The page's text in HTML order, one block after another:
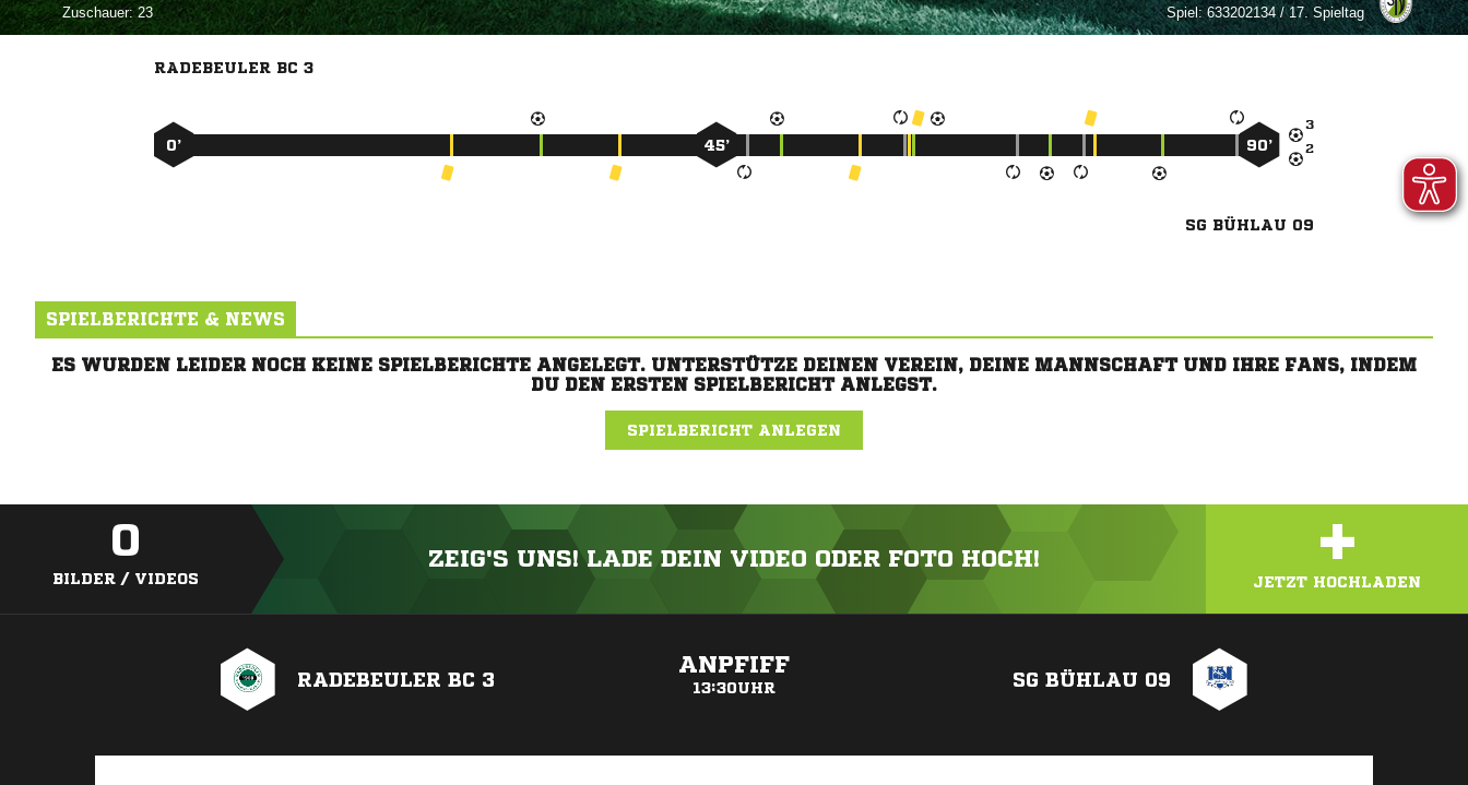
Zuschauer:23
Spiel:633202134 / 17. Spieltag
RADEBEULER BC 3


0’ 45’ 90’
SG BÜHLAU 09
SPIELBERICHTE & NEWS
ES WURDEN LEIDER NOCH KEINE SPIELBERICHTE ANGELEGT. UNTERSTÜTZE DEINEN VEREIN, DEINE MANNSCHAFT UND IHRE FANS, INDEM
DU DEN ERSTEN SPIELBERICHT ANLEGST.
SPIELBERICHT ANLEGEN
0
BILDER / VIDEOS
ZEIG'S UNS! LADE DEIN VIDEO ODER FOTO HOCH! +
JETZT HOCHLADEN
RADEBEULER BC 3
ANPFIFF
13:30UHR SG BÜHLAU 09